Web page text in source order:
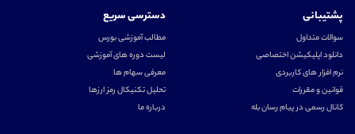
پشتیبانی
سوالات متداول
دانلود اپلیکیشن اختصاصی
نرم افزار های کاربردی
قوانین و مقررات
کانال رسمی در پیام رسان بله
دسترسی سریع
مطالب آموزشی بورس
لیست دوره های آموزشی
معرفی سهام ها
تحلیل تکنیکال رمز ارزها
درباره ما